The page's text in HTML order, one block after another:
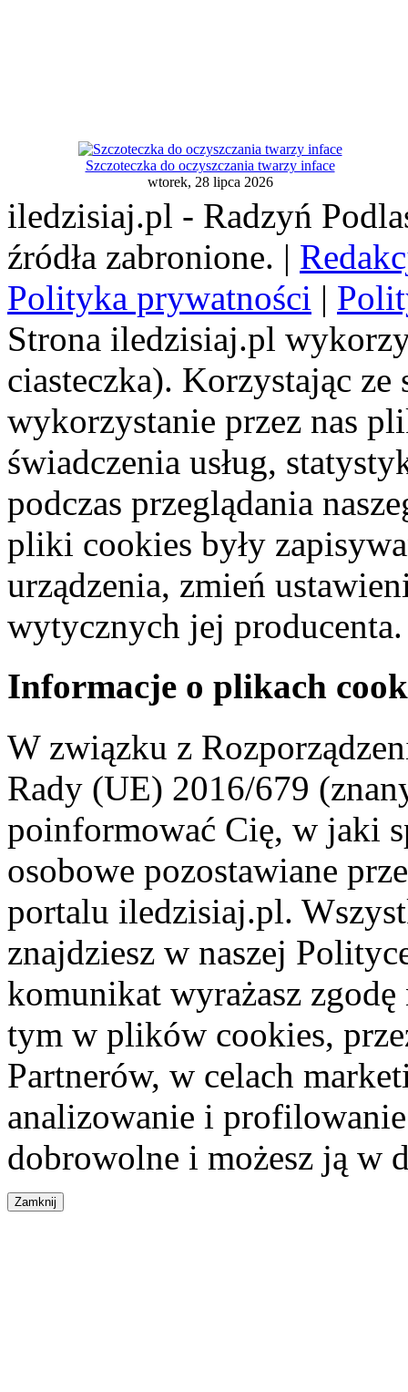
Szczoteczka do oczyszczania twarzy inface
wtorek, 28 lipca 2026
iledzisiaj.pl - Radzyń
źródła zabronione. |
Polityka prywatności |
Strona iledzisiaj.pl
ciasteczka). Korzystając
wykorzystanie przez nas
świadczenia usług,
podczas przeglądania
pliki cookies były
urządzenia, zmień
wytycznych jej producenta.
Informacje o plikach
W związku z
Rady (UE) 2016/679
poinformować Cię, w jaki
osobowe pozostawiane
portalu iledzisiaj.pl.
znajdziesz w naszej
komunikat wyrażasz
tym w plików cookies,
Partnerów, w celach
analizowanie i
dobrowolne i możesz ją w